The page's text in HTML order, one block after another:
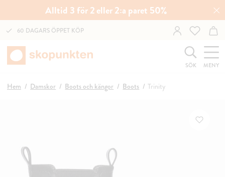
Alltid 3 för 2 eller 2:a paret 50%
60 DAGARS ÖPPET KÖP
SÖK MENY
Hem Damskor Boots och kängor Boots Trinity